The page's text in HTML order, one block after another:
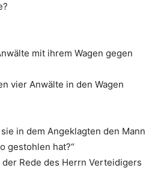
mit ihrem Wagen gegen
vier Anwälte in den Wagen
in dem Angeklagten den Mann
gestohlen hat?“
Rede des Herrn Verteidigers